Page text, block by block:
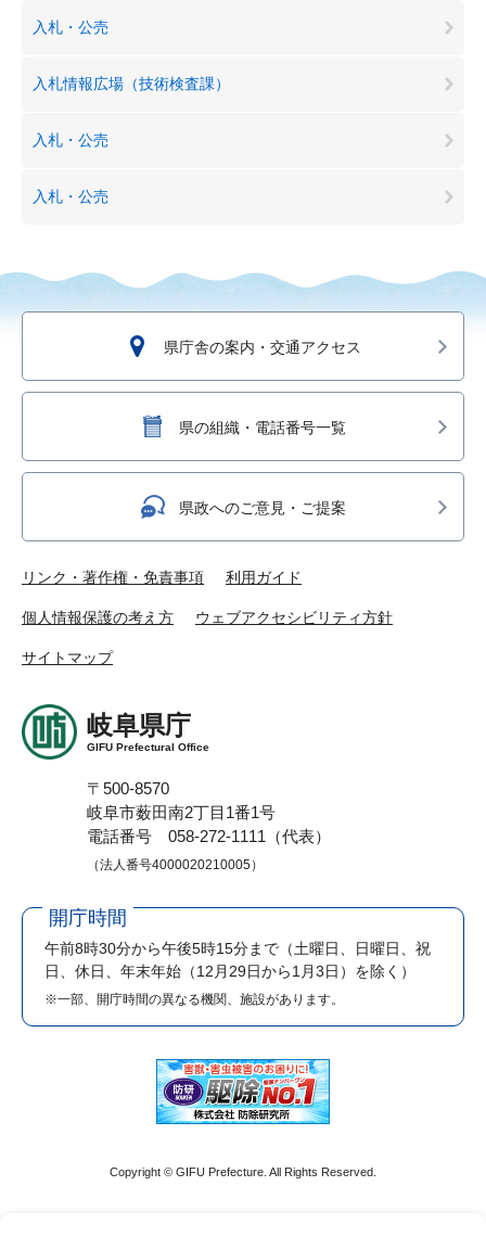
入札・公売
入札情報広場（技術検査課）
入札・公売
入札・公売
県庁舎の案内・交通アクセス
県の組織・電話番号一覧
県政へのご意見・ご提案
リンク・著作権・免責事項 利用ガイド
個人情報保護の考え方 ウェブアクセシビリティ方針
サイトマップ
岐阜県庁
GIFU Prefectural Office
〒500-8570
岐阜市薮田南2丁目1番1号
電話番号 058-272-1111（代表）
（法人番号4000020210005）
開庁時間
午前8時30分から午後5時15分まで （土曜日、日曜日、祝
日、休日、年末年始（12月29日から1月3日）を除く）
※一部、開庁時間の異なる機関、施設があります。
Copyright © GIFU Prefecture. All Rights Reserved.